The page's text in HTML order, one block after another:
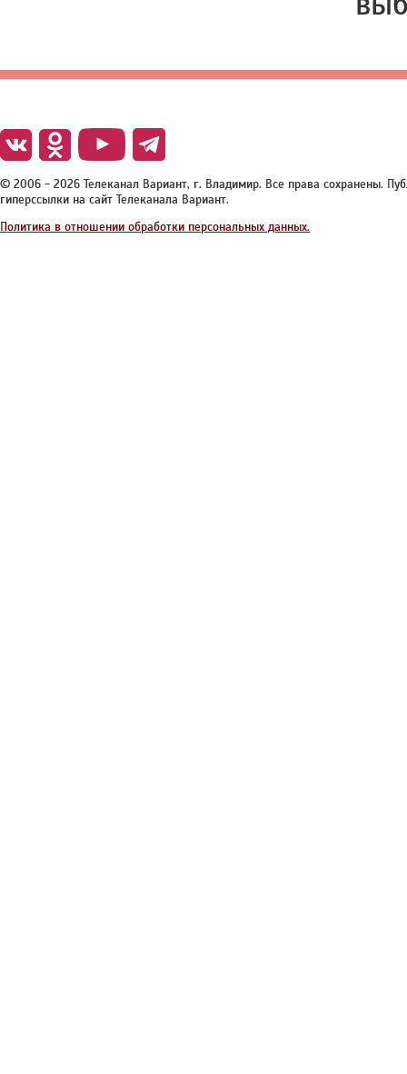
© 2006 - 2026 Телеканал Вариант, г. Владимир. Все права сохранены.
гиперссылки на сайт Телеканала Вариант.
Политика в отношении обработки персональных данных.